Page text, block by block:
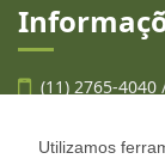
Utilizamos
(11) 2765-4040